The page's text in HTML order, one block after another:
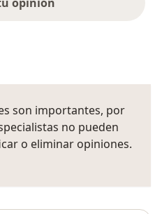
opinión
son importantes, por
no pueden
o eliminar opiniones.